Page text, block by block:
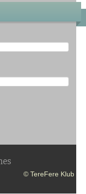
© TereFere Klub